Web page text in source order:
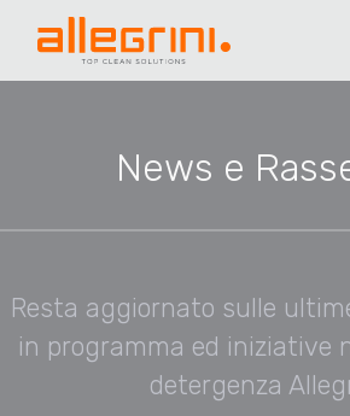
News e
Resta aggiornato sulle
in programma ed iniziative
detergenza